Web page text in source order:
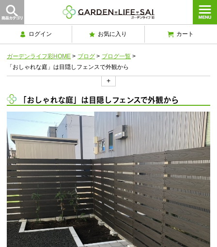
ログイン お気に入り カート
ガーデンライフ彩HOME > ブログ > ブログ一覧 >
「おしゃれな庭」は目隠しフェンスで外観から
+
「おしゃれな庭」は目隠しフェンスで外観から